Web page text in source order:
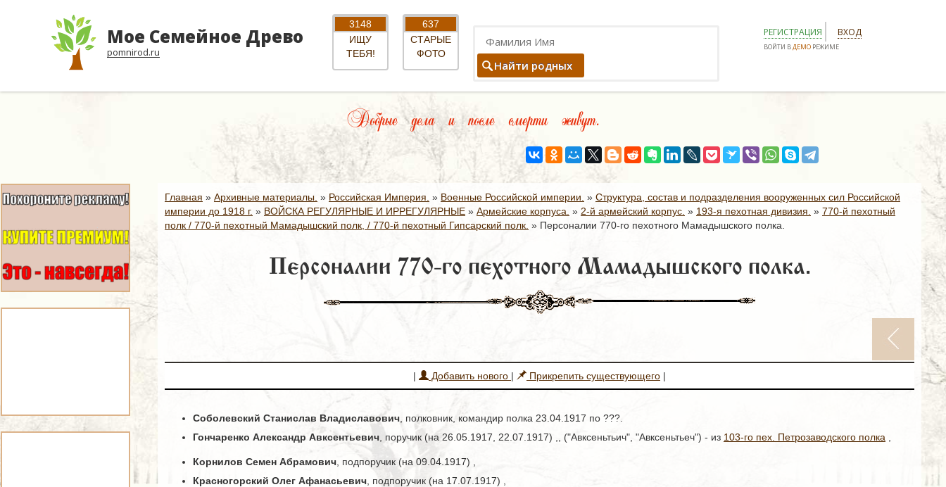
Мое Семейное Древо
pomnirod.ru
3148
ИЩУ
ТЕБЯ!
637
СТАРЫЕ
ФОТО
Найти родных
РЕГИСТРАЦИЯ ВХОД
ВОЙТИ ВДЕМО РЕЖИМЕ
Добрые дела и после смерти живут.
Главная » Архивные материалы. » Российская Империя. » Военные Российской империи. » Структура, состав и подразделения вооруженных сил Российской
империи до 1918 г. » ВОЙСКА РЕГУЛЯРНЫЕ И ИРРЕГУЛЯРНЫЕ » Армейские корпуса. » 2-й армейский корпус. » 193-я пехотная дивизия. » 770-й пехотный
полк / 770-й пехотный Мамадышский полк, / 770-й пехотный Гипсарский полк. » Персоналии 770-го пехотного Мамадышского полка.
Персоналии 770-го пехотного Мамадышского полка.
| Добавить нового | Прикрепить существующего |
Соболевский Станислав Владиславович , полковник, командир полка 23.04.1917 по ???.
Гончаренко Александр Авксентьевич , поручик (на 26.05.1917, 22.07.1917) ,, ("Авксеньтьич", "Авксеньтьеч") - из 103-го пех. Петрозаводского полка
Корнилов Семен Абрамович , подпоручик (на 09.04.1917) ,
Красногорский Олег Афанасьевич , подпоручик (на 17.07.1917) ,